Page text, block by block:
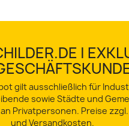
|
gilt ausschließlich für
sowie Städte und
Privatpersonen. Preise
und Versandkosten.